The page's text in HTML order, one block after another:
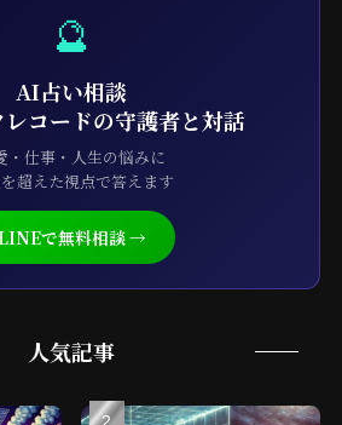
🔮
AI占い相談
コードの守護者と対話
・仕事・人生の悩みに
超えた視点で答えます
で無料相談 →
人気記事